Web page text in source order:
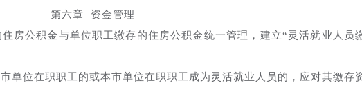
第六章 资金管理
房公积金与单位职工缴存的住房公积金统一管理，建立“灵活就业人员
单位在职职工的或本市单位在职职工成为灵活就业人员的，应对其缴存